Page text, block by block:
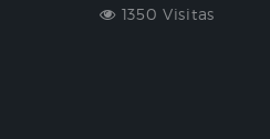
1350 Visitas